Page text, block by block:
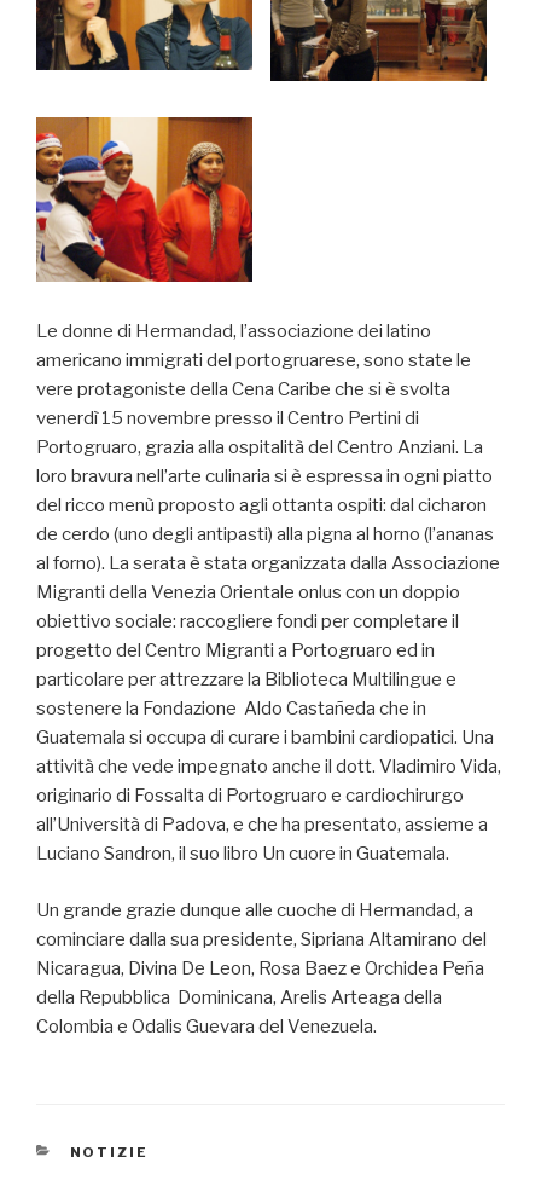
Le donne di Hermandad, l’associazione dei latino
americano immigrati del portogruarese, sono state le
vere protagoniste della Cena Caribe che si è svolta
venerdì 15 novembre presso il Centro Pertini di
Portogruaro, grazia alla ospitalità del Centro Anziani. La
loro bravura nell’arte culinaria si è espressa in ogni piatto
del ricco menù proposto agli ottanta ospiti: dal cicharon
de cerdo (uno degli antipasti) alla pigna al horno (l’ananas
al forno). La serata è stata organizzata dalla Associazione
Migranti della Venezia Orientale onlus con un doppio
obiettivo sociale: raccogliere fondi per completare il
progetto del Centro Migranti a Portogruaro ed in
particolare per attrezzare la Biblioteca Multilingue e
sostenere la Fondazione Aldo Castañeda che in
Guatemala si occupa di curare i bambini cardiopatici. Una
attività che vede impegnato anche il dott. Vladimiro Vida,
originario di Fossalta di Portogruaro e cardiochirurgo
all’Università di Padova, e che ha presentato, assieme a
Luciano Sandron, il suo libro Un cuore in Guatemala.
Un grande grazie dunque alle cuoche di Hermandad, a
cominciare dalla sua presidente, Sipriana Altamirano del
Nicaragua, Divina De Leon, Rosa Baez e Orchidea Peña
della Repubblica Dominicana, Arelis Arteaga della
Colombia e Odalis Guevara del Venezuela.
CATEGORIE
NOTIZIE